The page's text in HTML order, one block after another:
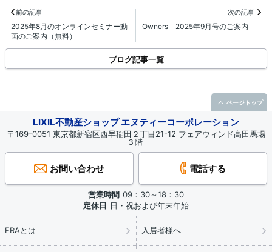
前の記事
2025年8月のオンラインセミナー動
画のご案内（無料）
次の記事
Owners 2025年9月号のご案内
ブログ記事一覧
LIXIL不動産ショップ エヌティーコーポレーション
〒169-0051 東京都新宿区西早稲田２丁目21-12 フェアウィンド高田馬場
３階
お問い合わせ 電話する
営業時間 09：30～18：30
定休日 日・祝および年末年始
ERAとは 入居者様へ
ページトップ